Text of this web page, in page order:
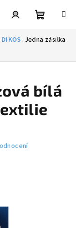
DIKOS. Jedna zásilka
bílá